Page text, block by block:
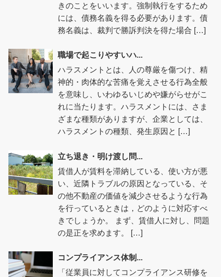
きのことをいいます。強制執行をするため
には、債務名義を得る必要があります。債
務名義は、裁判で勝訴判決を得た場合 […]
職場で起こりやすいハ...
ハラスメントとは、人の尊厳を傷つけ、精
神的・肉体的な苦痛を覚えさせる行為全般
を意味し、いわゆるいじめや嫌がらせがこ
れに当たります。ハラスメントには、さま
ざまな種類がありますが、企業としては、
ハラスメントの種類、発生原因と […]
立ち退き・明け渡し問...
賃借人が賃料を滞納している、使い方が悪
い、近隣トラブルの原因となっている、そ
の他不動産の価値を減少させるような行為
を行っているときは，どのように対応すべ
きでしょうか。 まず、賃借人に対し、問題
の是正を求めます。 […]
コンプライアンス体制...
「従業員に対してコンプライアンス研修を